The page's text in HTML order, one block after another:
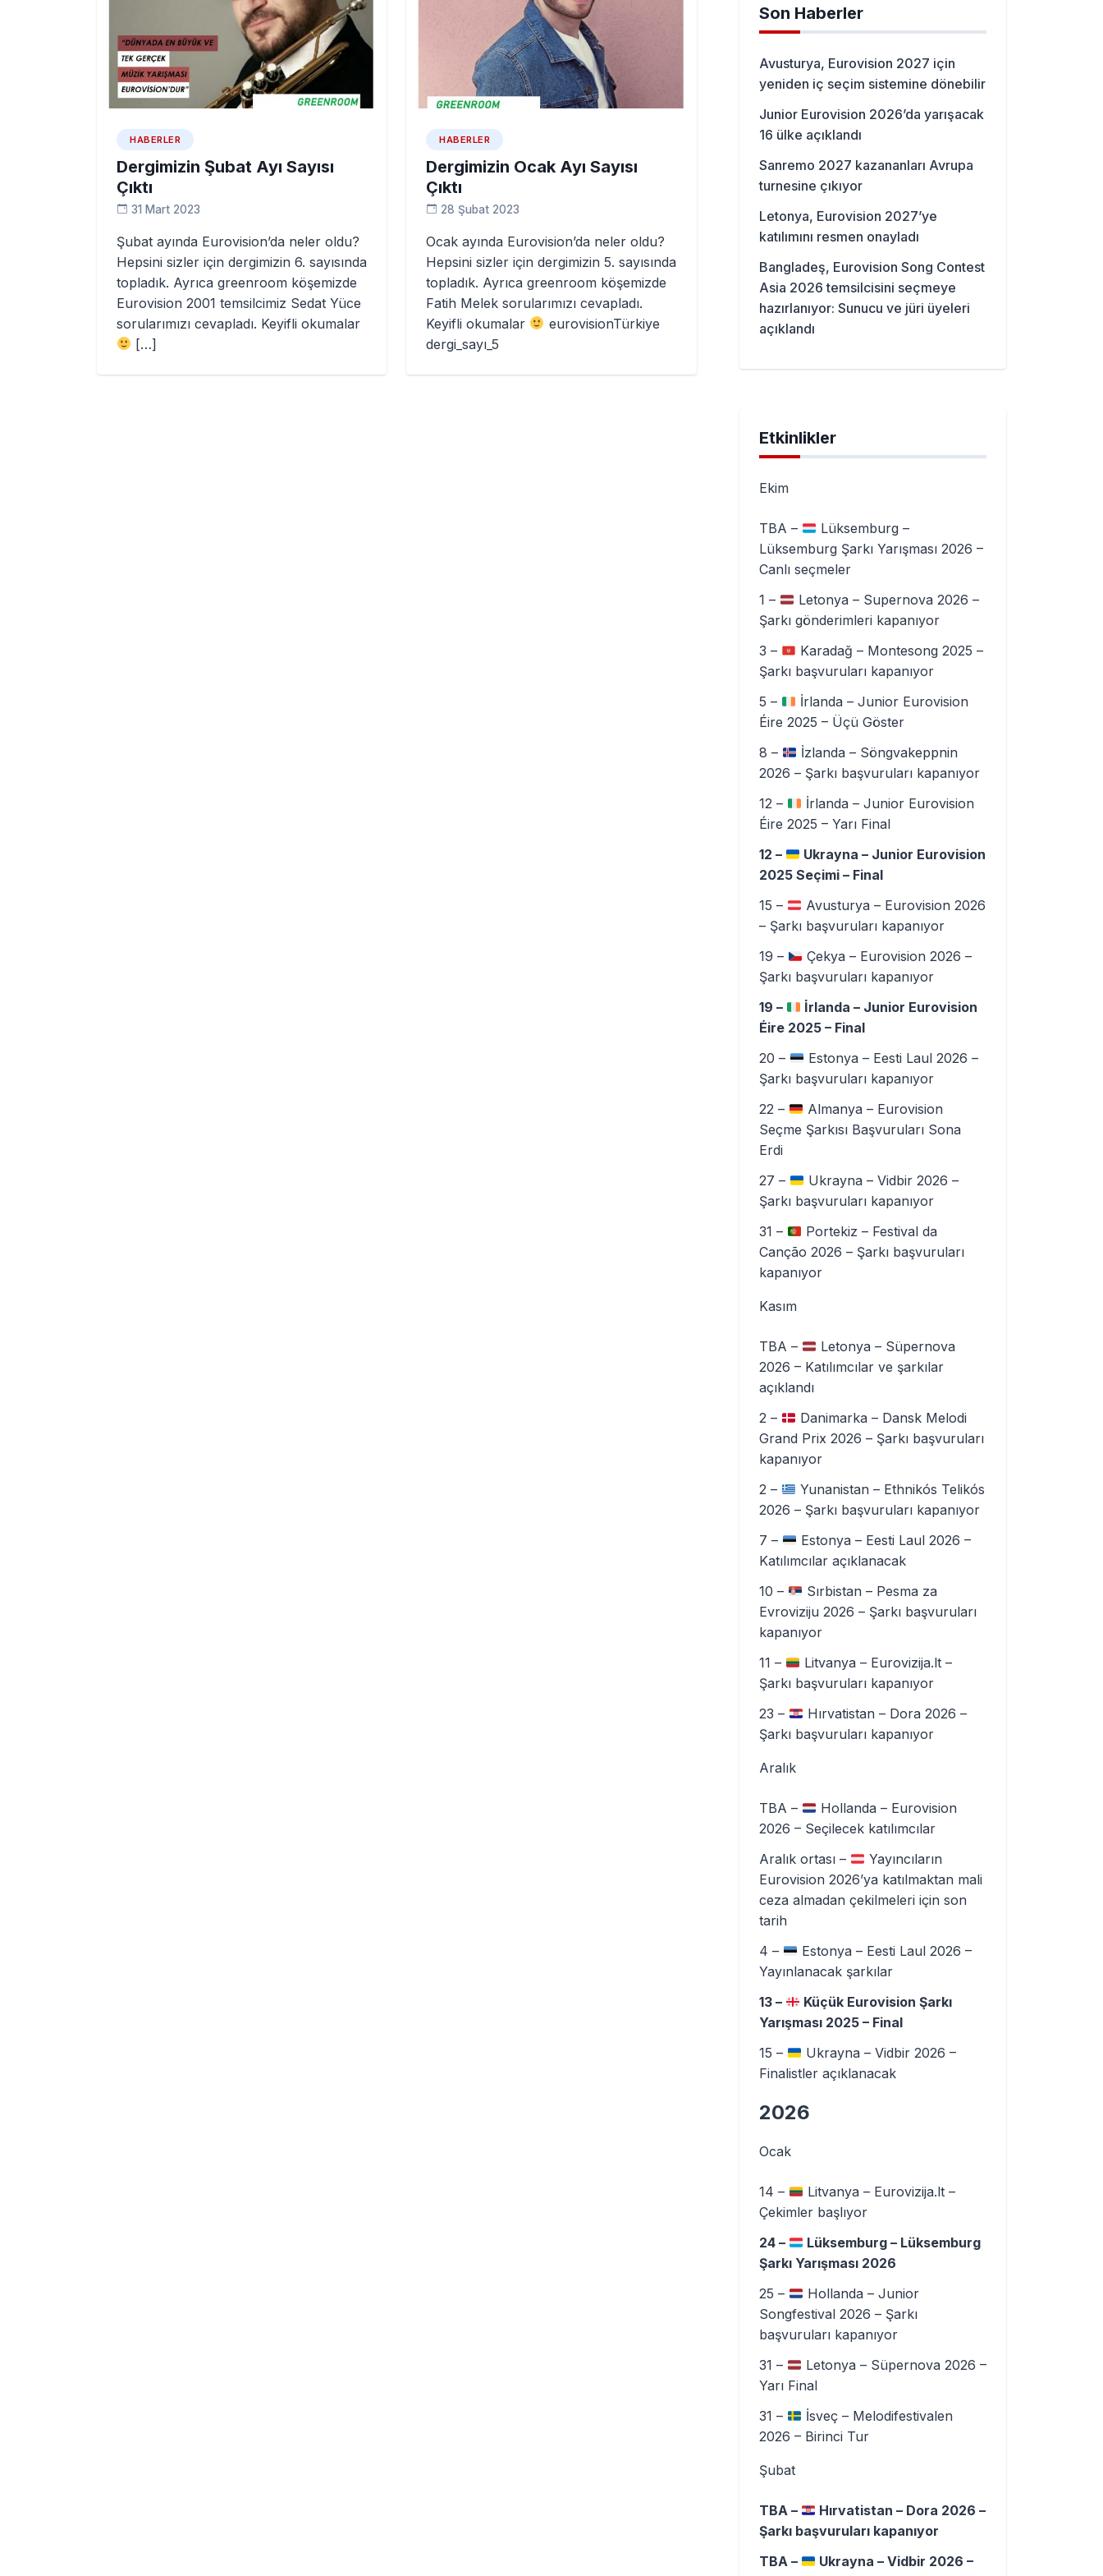
HABERLER
Dergimizin Şubat Ayı Sayısı
Çıktı
31 Mart 2023
Şubat ayında Eurovision’da neler oldu?
Hepsini sizler için dergimizin 6. sayısında
topladık. Ayrıca greenroom köşemizde
Eurovision 2001 temsilcimiz Sedat Yüce
sorularımızı cevapladı. Keyifli okumalar
[…]
HABERLER
Dergimizin Ocak Ayı Sayısı
Çıktı
28 Şubat 2023
Ocak ayında Eurovision’da neler oldu?
Hepsini sizler için dergimizin 5. sayısında
topladık. Ayrıca greenroom köşemizde
Fatih Melek sorularımızı cevapladı.
Keyifli okumalar
eurovisionTürkiye
dergi_sayı_5
Son Haberler
Avusturya, Eurovision 2027 için
yeniden iç seçim sistemine dönebilir
Junior Eurovision 2026’da yarışacak
16 ülke açıklandı
Sanremo 2027 kazananları Avrupa
turnesine çıkıyor
Letonya, Eurovision 2027’ye
katılımını resmen onayladı
Bangladeş, Eurovision Song Contest
Asia 2026 temsilcisini seçmeye
hazırlanıyor: Sunucu ve jüri üyeleri
açıklandı
Etkinlikler
Ekim
TBA –
Lüksemburg –
Lüksemburg Şarkı Yarışması 2026 –
Canlı seçmeler
1 –
Letonya – Supernova 2026 –
Şarkı gönderimleri kapanıyor
3 –
Karadağ – Montesong 2025 –
Şarkı başvuruları kapanıyor
5 –
İrlanda – Junior Eurovision
Éire 2025 – Üçü Göster
8 –
İzlanda – Söngvakeppnin
2026 – Şarkı başvuruları kapanıyor
12 –
İrlanda – Junior Eurovision
Éire 2025 – Yarı Final
12 –
Ukrayna – Junior Eurovision
2025 Seçimi – Final
15 –
Avusturya – Eurovision 2026
– Şarkı başvuruları kapanıyor
19 –
Çekya – Eurovision 2026 –
Şarkı başvuruları kapanıyor
19 –
İrlanda – Junior Eurovision
Éire 2025 – Final
20 –
Estonya – Eesti Laul 2026 –
Şarkı başvuruları kapanıyor
22 –
Almanya – Eurovision
Seçme Şarkısı Başvuruları Sona
Erdi
27 –
Ukrayna – Vidbir 2026 –
Şarkı başvuruları kapanıyor
31 –
Portekiz – Festival da
Canção 2026 – Şarkı başvuruları
kapanıyor
Kasım
TBA –
Letonya – Süpernova
2026 – Katılımcılar ve şarkılar
açıklandı
2 –
Danimarka – Dansk Melodi
Grand Prix 2026 – Şarkı başvuruları
kapanıyor
2 –
Yunanistan – Ethnikós Telikós
2026 – Şarkı başvuruları kapanıyor
7 –
Estonya – Eesti Laul 2026 –
Katılımcılar açıklanacak
10 –
Sırbistan – Pesma za
Evroviziju 2026 – Şarkı başvuruları
kapanıyor
11 –
Litvanya – Eurovizija.lt –
Şarkı başvuruları kapanıyor
23 –
Hırvatistan – Dora 2026 –
Şarkı başvuruları kapanıyor
Aralık
TBA –
Hollanda – Eurovision
2026 – Seçilecek katılımcılar
Aralık ortası –
Yayıncıların
Eurovision 2026’ya katılmaktan mali
ceza almadan çekilmeleri için son
tarih
4 –
Estonya – Eesti Laul 2026 –
Yayınlanacak şarkılar
13 –
Küçük Eurovision Şarkı
Yarışması 2025 – Final
15 –
Ukrayna – Vidbir 2026 –
Finalistler açıklanacak
2026
Ocak
14 –
Litvanya – Eurovizija.lt –
Çekimler başlıyor
24 –
Lüksemburg – Lüksemburg
Şarkı Yarışması 2026
25 –
Hollanda – Junior
Songfestival 2026 – Şarkı
başvuruları kapanıyor
31 –
Letonya – Süpernova 2026 –
Yarı Final
31 –
İsveç – Melodifestivalen
2026 – Birinci Tur
Şubat
TBA –
Hırvatistan – Dora 2026 –
Şarkı başvuruları kapanıyor
TBA –
Ukrayna – Vidbir 2026 –